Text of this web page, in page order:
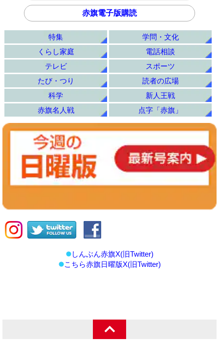
赤旗電子版購読
特集
学問・文化
くらし家庭
電話相談
テレビ
スポーツ
たび・つり
読者の広場
科学
新人王戦
赤旗名人戦
点字「赤旗」
しんぶん赤旗X(旧Twitter)
こちら赤旗日曜版X(旧Twitter)